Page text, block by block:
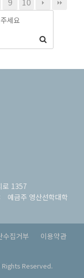
로 1357
예금주 영산선학대학
수집거부
이용약관
Rights Reserved.